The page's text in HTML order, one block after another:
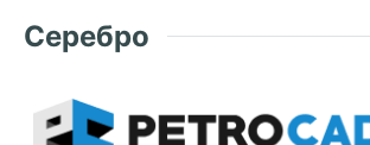
Серебро